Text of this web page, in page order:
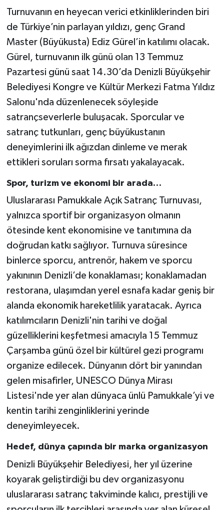
Turnuvanın en heyecan verici etkinliklerinden biri
de Türkiye’nin parlayan yıldızı, genç Grand
Master (Büyükusta) Ediz Gürel’in katılımı olacak.
Gürel, turnuvanın ilk günü olan 13 Temmuz
Pazartesi günü saat 14.30’da Denizli Büyükşehir
Belediyesi Kongre ve Kültür Merkezi Fatma Yıldız
Salonu'nda düzenlenecek söyleşide
satrançseverlerle buluşacak. Sporcular ve
satranç tutkunları, genç büyükustanın
deneyimlerini ilk ağızdan dinleme ve merak
ettikleri soruları sorma fırsatı yakalayacak.
Spor, turizm ve ekonomi bir arada…
Uluslararası Pamukkale Açık Satranç Turnuvası,
yalnızca sportif bir organizasyon olmanın
ötesinde kent ekonomisine ve tanıtımına da
doğrudan katkı sağlıyor. Turnuva süresince
binlerce sporcu, antrenör, hakem ve sporcu
yakınının Denizli’de konaklaması; konaklamadan
restorana, ulaşımdan yerel esnafa kadar geniş bir
alanda ekonomik hareketlilik yaratacak. Ayrıca
katılımcıların Denizli'nin tarihi ve doğal
güzelliklerini keşfetmesi amacıyla 15 Temmuz
Çarşamba günü özel bir kültürel gezi programı
organize edilecek. Dünyanın dört bir yanından
gelen misafirler, UNESCO Dünya Mirası
Listesi'nde yer alan dünyaca ünlü Pamukkale’yi ve
kentin tarihi zenginliklerini yerinde
deneyimleyecek.
Hedef, dünya çapında bir marka organizasyon
Denizli Büyükşehir Belediyesi, her yıl üzerine
koyarak geliştirdiği bu dev organizasyonu
uluslararası satranç takviminde kalıcı, prestijli ve